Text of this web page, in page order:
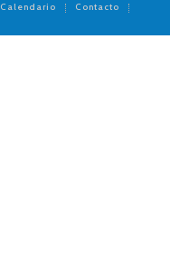
Calendario Contacto